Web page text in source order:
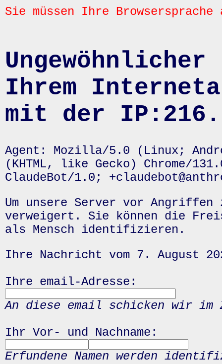
Sie müssen Ihre
Ihrem
mit der
Agent: Mozilla/5.0 (Linux;
(KHTML, like Gecko) Chrome/
ClaudeBot/1.0;
Um unsere Server vor
verweigert. Sie können die
als Mensch identifizieren.
Ihre Nachricht vom 7. August
Ihre email-Adresse:
An diese email schicken wir
Ihr Vor- und Nachname:
Erfundene Namen werden